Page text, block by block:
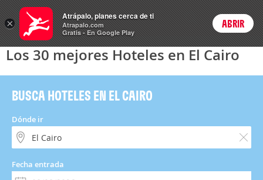
Hoteles Login
Los 30 mejores Hoteles en El Cairo
BUSCA HOTELES EN EL CAIRO
Dónde ir
Fecha entrada
×
Atrápalo, planes cerca de ti
Atrapalo.com
Gratis - En Google Play
ABRIR